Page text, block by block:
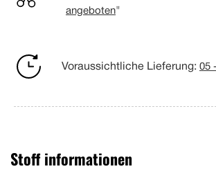
angeboten"
Voraussichtliche Lieferung: 05
Stoff informationen